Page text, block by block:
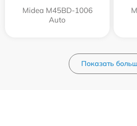
Midea M45BD-1006
Auto
Показать